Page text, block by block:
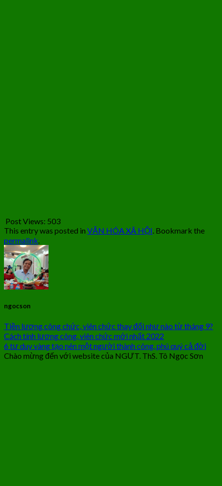
Post Views: 503
This entry was posted in VĂN HÓA XÃ HỘI. Bookmark the
permalink.
ngocson
Tiền lương công chức, viên chức thay đổi như nào từ tháng 9?
Cách tính lương công, viên chức mới nhất 2022
6 tư duy vàng tạo nên một người thành công, phú quý cả đời
Chào mừng đến với website của NGƯT. ThS. Tô Ngọc Sơn